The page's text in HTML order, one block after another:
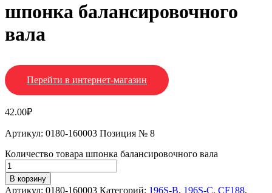
шпонка балансировочного
вала
Перейти в интернет-магазин
42.00₽
Артикул: 0180-160003 Позиция № 8
Количество товара шпонка балансировочного вала
В корзину
Артикул: 0180-160003 Категорий: 196S-B, 196S-C, CF188,